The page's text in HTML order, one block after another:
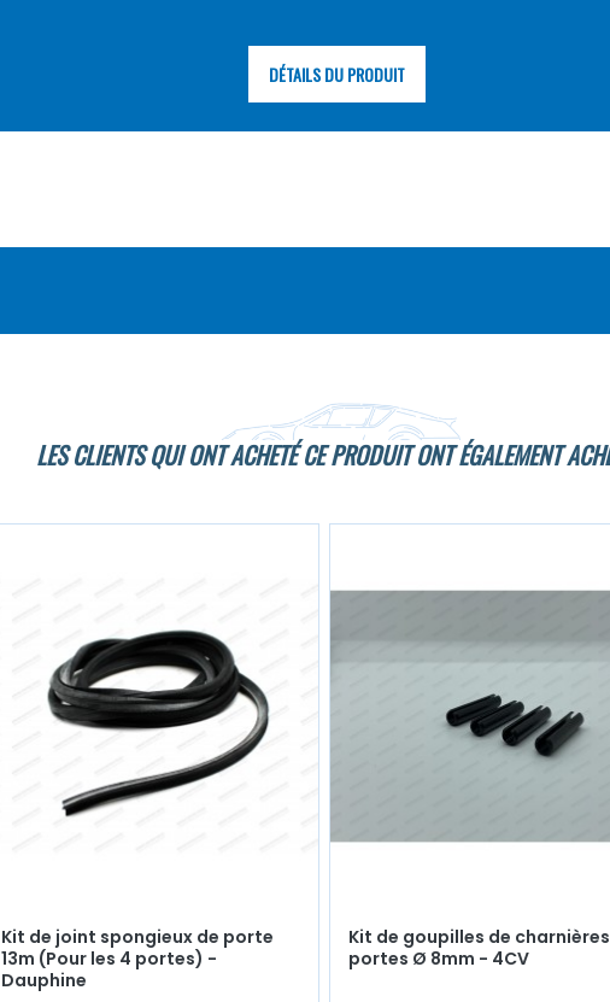
DÉTAILS DU PRODUIT
LES CLIENTS QUI ONT ACHETÉ CE PRODUIT ONT ÉGALEMENT
Kit de joint spongieux de porte
13m (Pour les 4 portes) -
Dauphine
Kit de goupilles de
portes Ø 8mm - 4CV